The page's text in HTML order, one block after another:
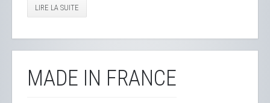
LIRE LA SUITE
MADE IN FRANCE